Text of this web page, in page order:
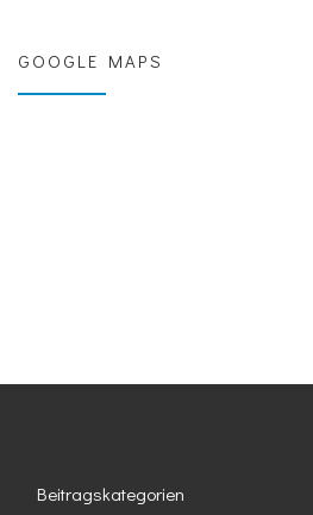
GOOGLE MAPS
Beitragskategorien